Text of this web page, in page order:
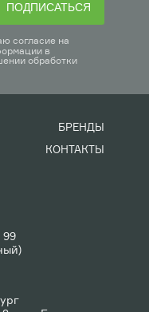
ПОДПИСАТЬСЯ
согласие на
в
обработки
БРЕНДЫ
КОНТАКТЫ
99